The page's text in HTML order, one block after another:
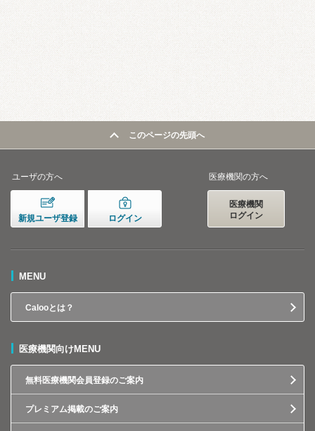
このページの先頭へ
ユーザの方へ
新規ユーザ登録 ログイン
医療機関の方へ
医療機関
ログイン
MENU
Calooとは？
医療機関向けMENU
無料医療機関会員登録のご案内
プレミアム掲載のご案内